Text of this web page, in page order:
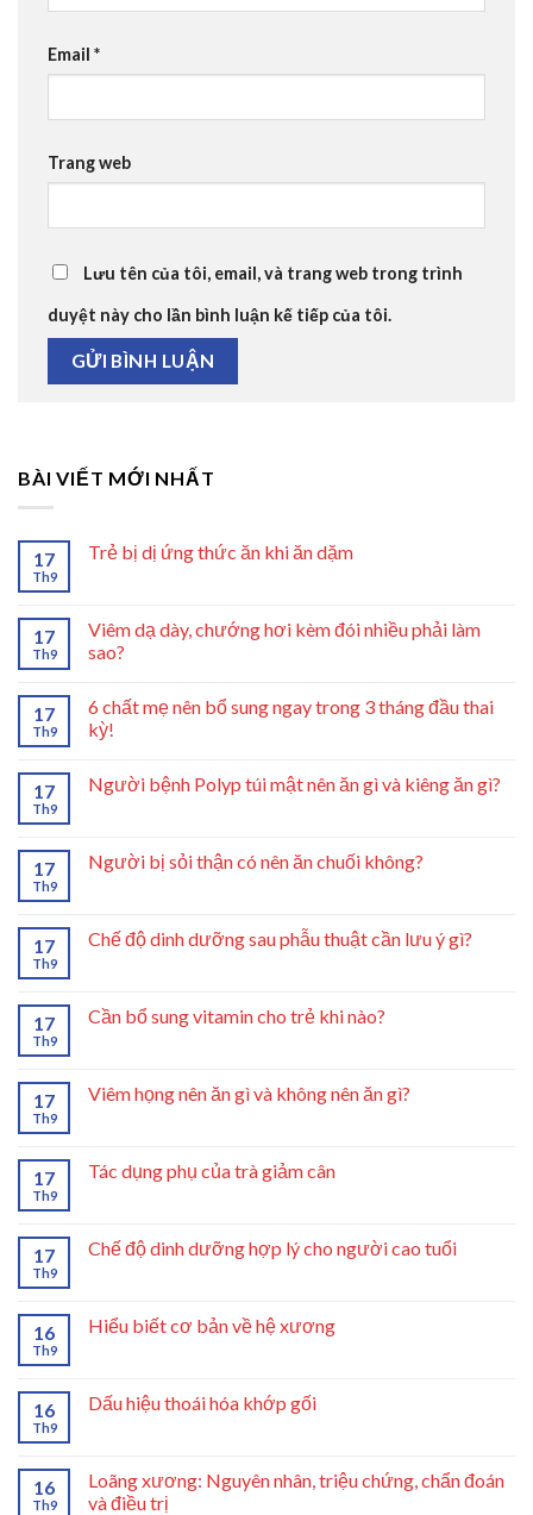
Email *
Trang web
Lưu tên của tôi, email, và trang web trong trình
duyệt này cho lần bình luận kế tiếp của tôi.
BÀI VIẾT MỚI NHẤT
17
Th9
Trẻ bị dị ứng thức ăn khi ăn dặm
17
Th9
Viêm dạ dày, chướng hơi kèm đói nhiều phải làm
sao?
17
Th9
6 chất mẹ nên bổ sung ngay trong 3 tháng đầu thai
kỳ!
17
Th9
Người bệnh Polyp túi mật nên ăn gì và kiêng ăn gì?
17
Th9
Người bị sỏi thận có nên ăn chuối không?
17
Th9
Chế độ dinh dưỡng sau phẫu thuật cần lưu ý gì?
17
Th9
Cần bổ sung vitamin cho trẻ khi nào?
17
Th9
Viêm họng nên ăn gì và không nên ăn gì?
17
Th9
Tác dụng phụ của trà giảm cân
17
Th9
Chế độ dinh dưỡng hợp lý cho người cao tuổi
16
Th9
Hiểu biết cơ bản về hệ xương
16
Th9
Dấu hiệu thoái hóa khớp gối
16
Th9
Loãng xương: Nguyên nhân, triệu chứng, chẩn đoán
và điều trị